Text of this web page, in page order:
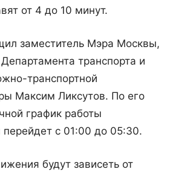
от 4 до 10 минут.
заместитель Мэра Москвы,
транспорта и
транспортной
Максим Ликсутов. По его
график работы
перейдет с 01:00 до 05:30.
будут зависеть от